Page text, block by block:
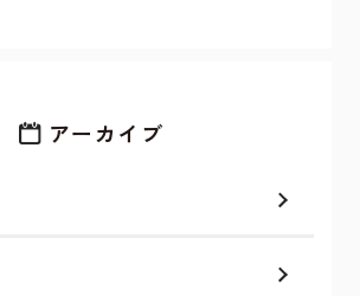
アーカイブ